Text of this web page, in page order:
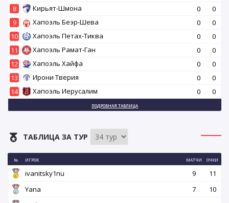
8
Кирьят-Шмона 0
0
9
Хапоэль Беэр-Шева 0
0
10
Хапоэль Петах-Тиква 0
0
11
Хапоэль Рамат-Ган 0
0
12
Хапоэль Хайфа 0
0
13
Ирони Тверия 0
0
14
Хапоэль Иерусалим 0 0
ПОДРОБНАЯ ТАБЛИЦА
ТАБЛИЦА ЗА ТУР
№ ИГРОК МАТЧИ ОЧКИ
ivanitsky1nu 9
11
Yana
7
10